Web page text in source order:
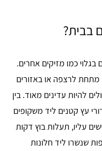
בבית?
כמו מזיקים אחרים.
מתחת לרצפה או באזורים
להיות עדינים מאוד. בין
עץ קטנים ליד משקופים
עליו, תעלות בוץ דקות
שנשרו ליד חלונות